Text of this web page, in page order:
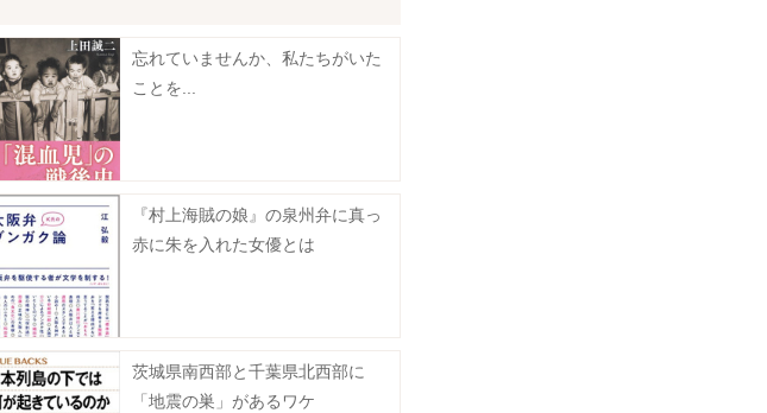
忘れていませんか、私たちがいた
ことを...
『村上海賊の娘』の泉州弁に真っ
赤に朱を入れた女優とは
茨城県南西部と千葉県北西部に
「地震の巣」があるワケ